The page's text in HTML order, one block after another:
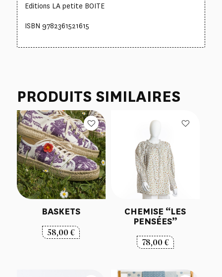
Editions LA petite BOITE
ISBN 9782361521615
PRODUITS SIMILAIRES
BASKETS
58,00€
CHEMISE “LES
PENSÉES”
78,00€